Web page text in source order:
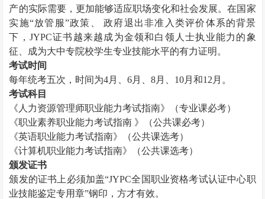
产的实际需要，更加能够适应职场变化和社会发展。在国家
实施“放管服”政策、 政府退出非准入类评价体系的背景
下，JYPC证书越来越成为金领和白领人士执业能力的象
征、成为大中专院校学生专业技能水平的有力证明。
考试时间
每年统考五次，时间为4月、6月、8月、10月和12月。
考试科目
《 人力资源管理师职业能力考试指南》（专业课必考）
《职业素养职业能力考试指南 》（公共课必考）
《英语职业能力考试指南》（公共课选考）
《计算机职业能力考试指南》（公共课选考）
颁发证书
颁发的证书上必须加盖“JYPC全国职业资格考试认证中心职
业技能鉴定专用章”钢印，方才有效。